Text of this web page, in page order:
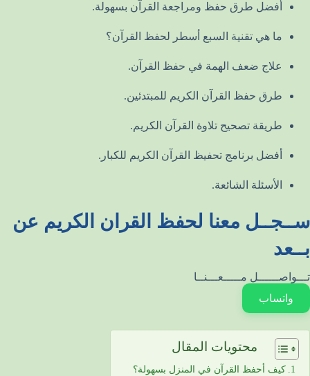
أفضل طرق حفظ ومراجعة القرآن بسهولة.
ما هي تقنية السبع أسطر لحفظ القرآن؟
علاج ضعف الهمة في حفظ القرآن.
طرق حفظ القرآن الكريم للمبتدئين.
طريقة تصحيح تلاوة القرآن الكريم.
أفضل برنامج تحفيظ القرآن الكريم للكبار.
الأسئلة الشائعة.
ســجــل معنا لحفظ القران الكريم عن
بــعد
تـــواصــــــل مـــــعـــنــا
واتساب
محتويات المقال
كيف أحفظ القرآن في المنزل بسهولة؟